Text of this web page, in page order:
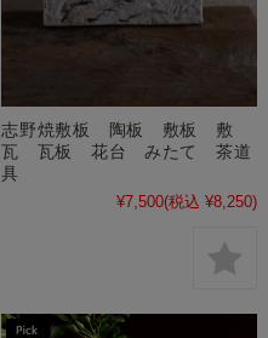
志野焼敷板 陶板 敷板 敷
瓦 瓦板 花台 みたて 茶道
具
¥7,500(税込 ¥8,250)